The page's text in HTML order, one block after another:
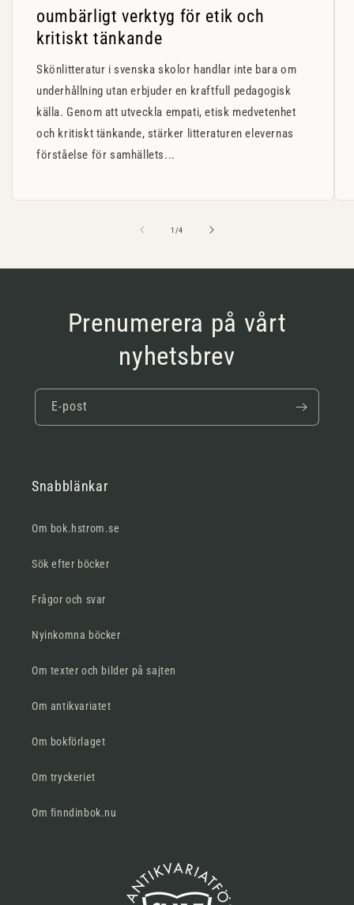
oumbärligt verktyg för etik och
kritiskt tänkande
Skönlitteratur i svenska skolor handlar inte bara om
underhållning utan erbjuder en kraftfull pedagogisk
källa. Genom att utveckla empati, etisk medvetenhet
och kritiskt tänkande, stärker litteraturen elevernas
förståelse för samhällets...
1 /av
4
Prenumerera på vårt
nyhetsbrev
E-post
Snabblänkar
Om bok.hstrom.se
Sök efter böcker
Frågor och svar
Nyinkomna böcker
Om texter och bilder på sajten
Om antikvariatet
Om bokförlaget
Om tryckeriet
Om finndinbok.nu